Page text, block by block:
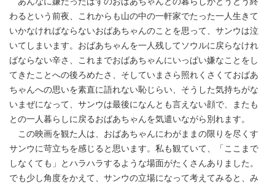
わるという前夜、これからも山の中の一軒家でたった一人生きて
いかなければならないおばあちゃんのことを思って、サンウは泣
いてしまいます。おばあちゃんを一人残してソウルに戻らなけれ
ばならない辛さ、これまでおばあちゃんにいっぱい嫌なことをし
てきたことへの後ろめたさ、そしていまさら照れくさくておばあ
ちゃんへの思いを素直に語れない恥じらい、そうした気持ちがな
いまぜになって、サンウは最後になんとも言えない顔で、またも
との一人暮らしに戻るおばあちゃんを気遣いながら別れます。
この映画を観た人は、おばあちゃんにわがままの限りを尽くす
サンウに苛立ちを感じると思います。私も観ていて、「ここまで
しなくても」とハラハラするような場面がたくさんありました。
でも少し角度をかえて、サンウの立場になって考えてみると、み